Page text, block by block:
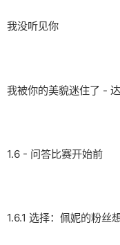
我没听见你
我被你的美貌迷住了 -
1.6 - 问答比赛开始前
1.6.1 选择：佩妮的粉丝